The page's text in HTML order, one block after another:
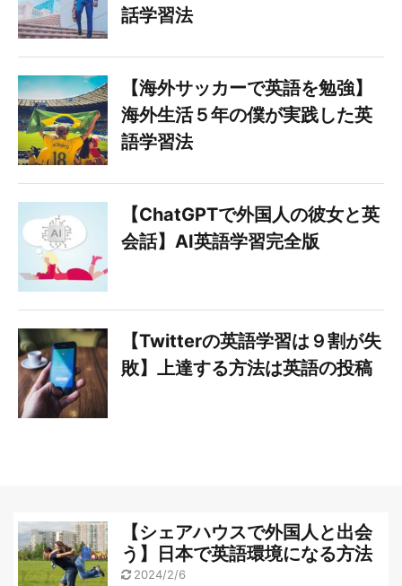
話学習法
【海外サッカーで英語を勉強】
海外生活５年の僕が実践した英
語学習法
【ChatGPTで外国人の彼女と英
会話】AI英語学習完全版
【Twitterの英語学習は９割が失
敗】上達する方法は英語の投稿
【シェアハウスで外国人と出会
う】日本で英語環境になる方法
2024/2/6